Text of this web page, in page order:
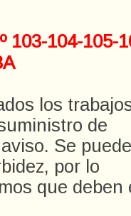
103-104-105-
los
de
Se
por lo
que